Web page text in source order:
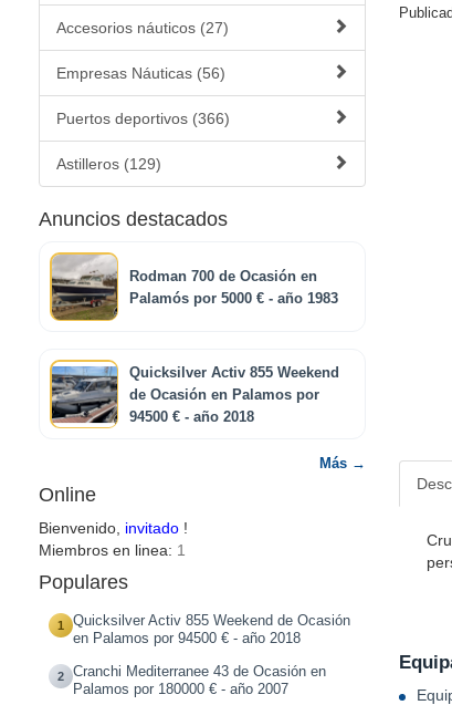
Accesorios náuticos (27)
Empresas Náuticas (56)
Puertos deportivos (366)
Astilleros (129)
Anuncios destacados
Rodman 700 de Ocasión en
Palamós por 5000 € - año 1983
Quicksilver Activ 855 Weekend
de Ocasión en Palamos por
94500 € - año 2018
Más →
Online
Bienvenido, invitado !
Miembros en linea: 1
Populares
1
Quicksilver Activ 855 Weekend de Ocasión
en Palamos por 94500 € - año 2018
2
Cranchi Mediterranee 43 de Ocasión en
Palamos por 180000 € - año 2007